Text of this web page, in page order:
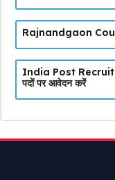
Rajnandgaon Court
India Post
पदों पर आवेदन करें